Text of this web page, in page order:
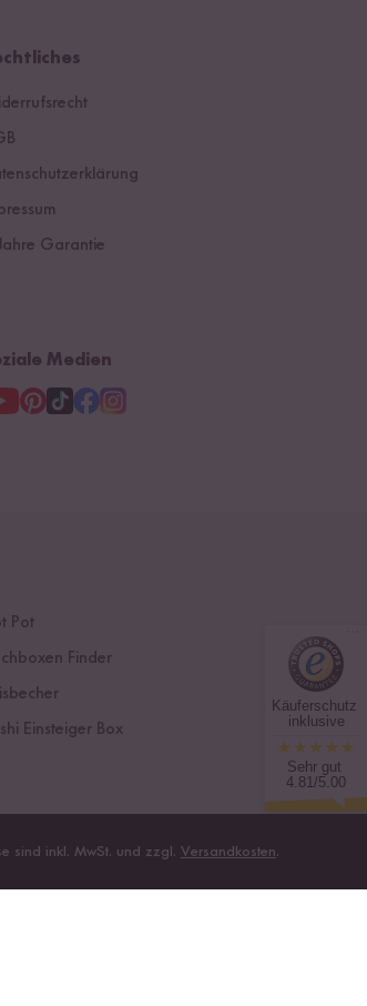
Österreich
Niederlande
Garantie
Medien
Pot
Finder
Einsteiger Box
sind inkl. MwSt. und zzgl. Versandkosten.
Käuferschutz
inklusive
Sehr gut
4.81/5.00